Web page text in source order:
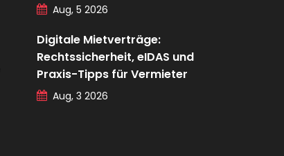
Aug, 5 2026
Digitale Mietverträge:
Rechtssicherheit, eIDAS und
Praxis-Tipps für Vermieter
Aug, 3 2026